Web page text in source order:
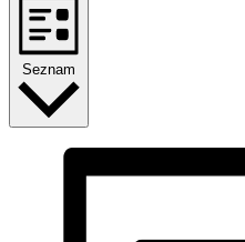
Seznam